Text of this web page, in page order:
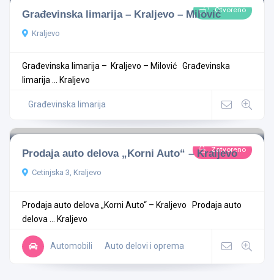
Otvoreno
Građevinska limarija – Kraljevo – Milović
Kraljevo
Građevinska limarija – Kraljevo – Milović Građevinska
limarija ...
Kraljevo
Građevinska limarija
Zatvoreno
Prodaja auto delova „Korni Auto“ – Kraljevo
Cetinjska 3, Kraljevo
Prodaja auto delova „Korni Auto“ – Kraljevo Prodaja auto
delova ...
Kraljevo
Automobili Auto delovi i oprema